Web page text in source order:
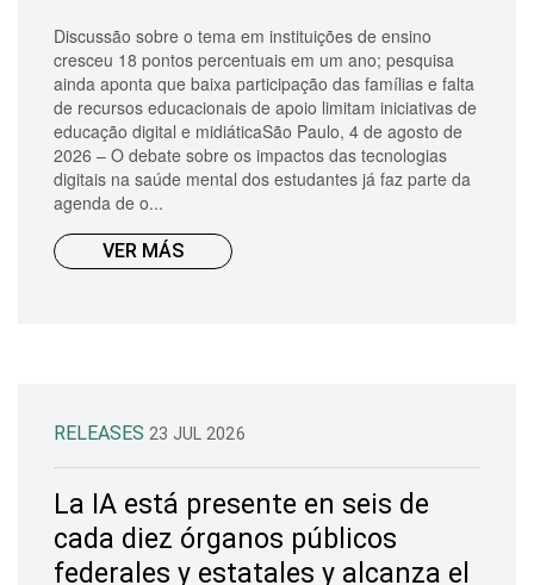
Discussão sobre o tema em instituições de ensino
cresceu 18 pontos percentuais em um ano; pesquisa
ainda aponta que baixa participação das famílias e falta
de recursos educacionais de apoio limitam iniciativas de
educação digital e midiáticaSão Paulo, 4 de agosto de
2026 – O debate sobre os impactos das tecnologias
digitais na saúde mental dos estudantes já faz parte da
agenda de o...
VER MÁS
RELEASES 23 JUL 2026
La IA está presente en seis de
cada diez órganos públicos
federales y estatales y alcanza el